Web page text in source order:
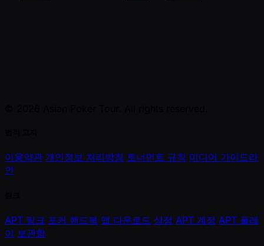
이용약관 개인정보 처리방침 토너먼트 규칙 미디어 가이드라
인
APT 링크 포커 핸드북 앱 다운로드 상점 APT 계정 APT 플레
이 보관함